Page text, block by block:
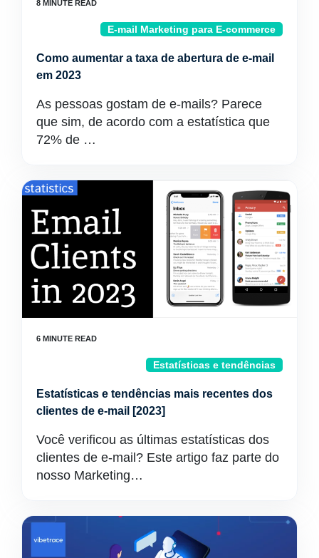
E-mail Marketing para E-commerce
Como aumentar a taxa de abertura de e-mail
em 2023
As pessoas gostam de e-mails? Parece
que sim, de acordo com a estatística que
72% de …
Estatísticas e tendências
Estatísticas e tendências mais recentes dos
clientes de e-mail [2023]
Você verificou as últimas estatísticas dos
clientes de e-mail? Este artigo faz parte do
nosso Marketing…